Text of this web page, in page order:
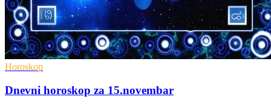
Horoskop
Dnevni horoskop za 15.novembar